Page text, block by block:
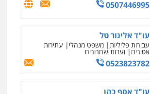
0507446995
עו"ד אלינור טל
עבירות פליליות משפט מנהלי עתירות
אסירים ועדות שחרורים
0523823782
עו"ד אסף כהן
מרכז התחלה חדשה
אסירים עבירות מין שירותים מקצועיים
לעורכי דין
0544500346
מאיה בלום, עו"ס, טיפול ושיקום
טיפול בהתמכרויות שירותים מקצועיים
לעורכי דין